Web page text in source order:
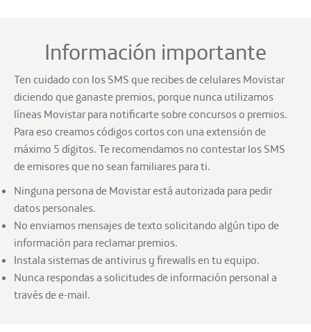
Información importante
Ten cuidado con los SMS que recibes de celulares Movistar
diciendo que ganaste premios, porque nunca utilizamos
líneas Movistar para notificarte sobre concursos o premios.
Para eso creamos códigos cortos con una extensión de
máximo 5 dígitos. Te recomendamos no contestar los SMS
de emisores que no sean familiares para ti.
Ninguna persona de Movistar está autorizada para pedir
datos personales.
No enviamos mensajes de texto solicitando algún tipo de
información para reclamar premios.
Instala sistemas de antivirus y firewalls en tu equipo.
Nunca respondas a solicitudes de información personal a
través de e-mail.